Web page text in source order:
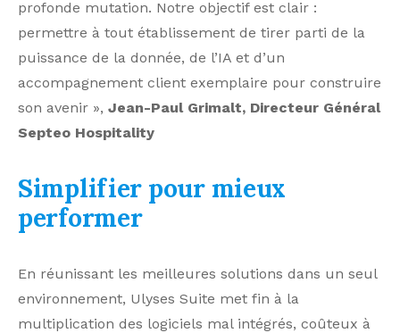
profonde mutation. Notre objectif est clair :
permettre à tout établissement de tirer parti de la
puissance de la donnée, de l’IA et d’un
accompagnement client exemplaire pour construire
son avenir », Jean-Paul Grimalt, Directeur Général
Septeo Hospitality
Simplifier pour mieux
performer
En réunissant les meilleures solutions dans un seul
environnement, Ulyses Suite met fin à la
multiplication des logiciels mal intégrés, coûteux à